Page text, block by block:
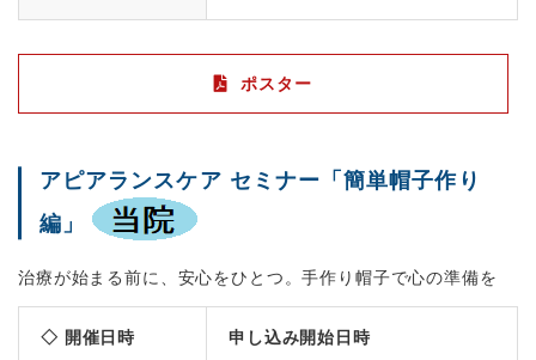
ポスター
アピアランスケア セミナー「簡単帽子作り
編」
治療が始まる前に、安心をひとつ。手作り帽子で心の準備を
◇ 開催日時
申し込み開始日時